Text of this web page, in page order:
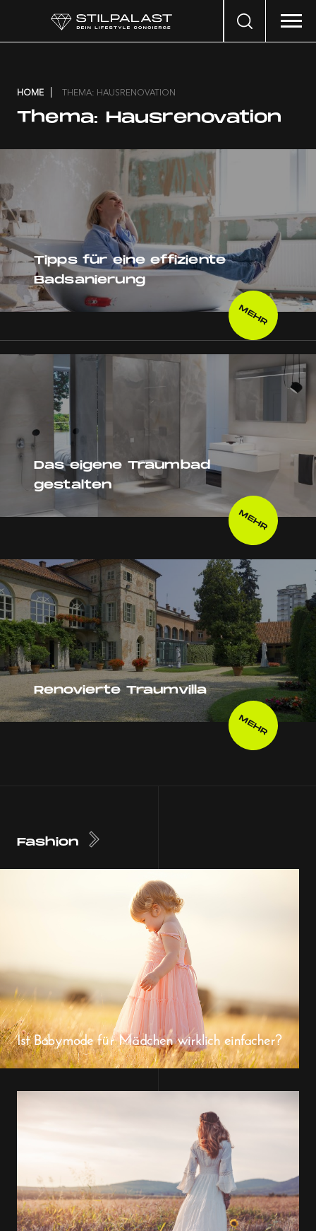
Search
HOME THEMA: HAUSRENOVATION
Thema: Hausrenovation
Tipps für eine effiziente
Badsanierung
MEHR
Das eigene Traumbad
gestalten
MEHR
Renovierte Traumvilla
MEHR
Fashion
Ist Babymode für Mädchen wirklich einfacher?